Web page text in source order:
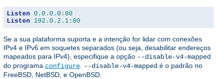
Listen 0.0 . 0.0 : 80
Listen
192.0 . 2.1 : 80
Se a sua plataforma suporta e a intenção for lidar com conexões
IPv4 e IPv6 em soquetes separados (ou seja, desabilitar endereços
mapeados para IPv4), especifique a opção --disable-v4-mapped
do programa configure --disable-v4-mapped é o padrão no
FreeBSD, NetBSD, e OpenBSD.